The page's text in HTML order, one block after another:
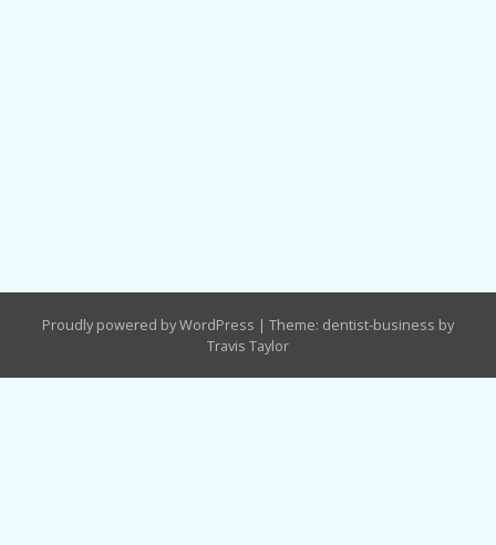
Proudly powered by WordPress | Theme: dentist-business by
Travis Taylor